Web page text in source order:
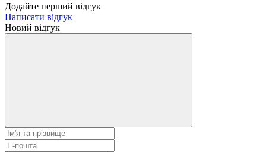
Додайте перший відгук
Написати відгук
Новий відгук